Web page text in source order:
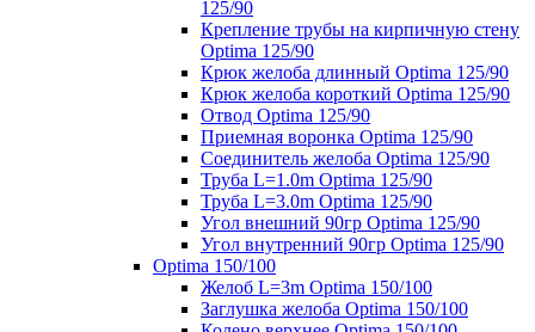
125/90
Крепление трубы на кирпичную стену
Optima 125/90
Крюк желоба длинный Optima 125/90
Крюк желоба короткий Optima 125/90
Отвод Optima 125/90
Приемная воронка Optima 125/90
Соединитель желоба Optima 125/90
Труба L=1.0m Optima 125/90
Труба L=3.0m Optima 125/90
Угол внешний 90гр Optima 125/90
Угол внутренний 90гр Optima 125/90
Optima 150/100
Желоб L=3m Optima 150/100
Заглушка желоба Optima 150/100